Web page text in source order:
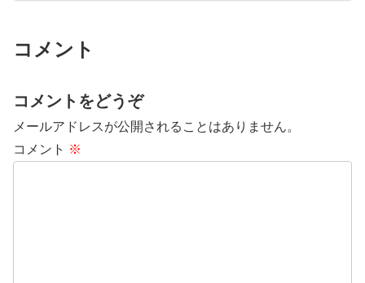
コメント
コメントをどうぞ
メールアドレスが公開されることはありません。
コメント ※